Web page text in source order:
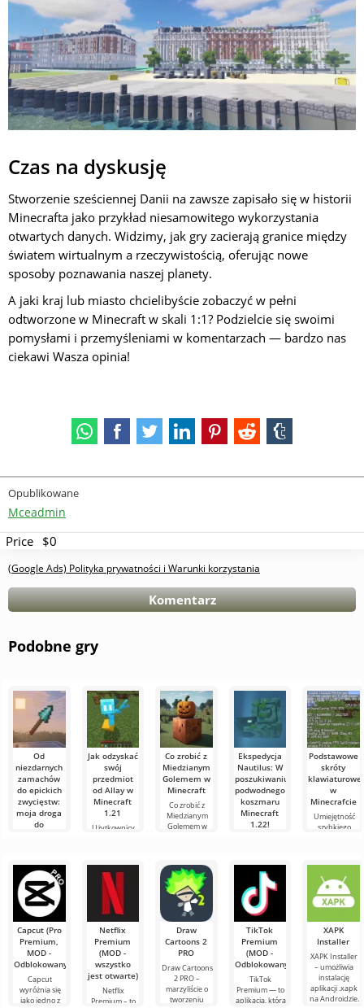
Czas na dyskusję
Stworzenie sześciennej Danii na zawsze zapisało się w historii
Minecrafta jako przykład niesamowitego wykorzystania
otwartych danych. Widzimy, jak gry zacierają granice między
światem wirtualnym a rzeczywistością, oferując nowe
sposoby poznawania naszej planety.
A jaki kraj lub miasto chcielibyście zobaczyć w pełni
odtworzone w Minecraft w skali 1:1? Podzielcie się swoimi
pomysłami i przemyśleniami w komentarzach — bardzo nas
ciekawi Wasza opinia!
Opublikowane
Mceadmin
Price $0
(Google Ads) Polityka prywatności i Warunki korzystania
Komentarz
Podobne gry
Od
niezdarnych
zamachów
do epickich
zwycięstw:
moja droga
do
Minecraft
Witajcie,
eksperymentatorzy
świata
sześcianów!
Dziś
postanowiłem
założyć mój
wyimaginowany
biały
Jak odzyskać
swój
przedmiot
od Allay w
Minecraft
1.21
Użytkownicy
pomaga
zbierać
przedmioty i że
trzeba się z nim
Co zrobić z
Miedzianym
Golemem w
Minecraft
Co zrobić z
Miedzianym
Golemem w
zawsze coś się
dzieje: nowe
bloki,
Ekspedycja
Nautilus: W
poszukiwaniu
podwodnego
koszmaru
Minecraft
1.22!
Szczerze
mówiąc, wciąż
trzęsę się z
emocji, pisząc
te słowa. Dziś
Podstawowe
skróty
klawiaturowe
w
Minecrafcie
Umiejętność
szybkiego
zarządzania to
bardzo ważna
cecha w grze.
Capcut (Pro
Premium,
MOD -
Odblokowany)
Capcut
wyróżnia się
jako jedno z
Netflix
Premium
(MOD -
wszystko
jest otwarte)
Netflix
Premium – to
Draw
Cartoons 2
PRO
Draw Cartoons
2 PRO –
marzyliście o
tworzeniu
TikTok
Premium
(MOD -
Odblokowany)
TikTok
Premium — to
aplikacja, która
XAPK
Installer
XAPK Installer
– umożliwia
instalację
aplikacji .xapk
na Androidzie.